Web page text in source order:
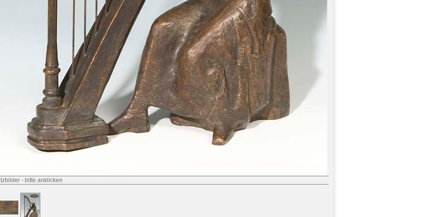
- bitte anklicken